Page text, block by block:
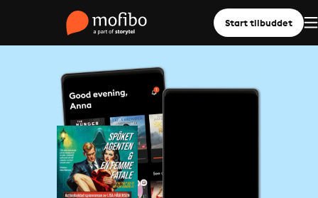
Start tilbuddet